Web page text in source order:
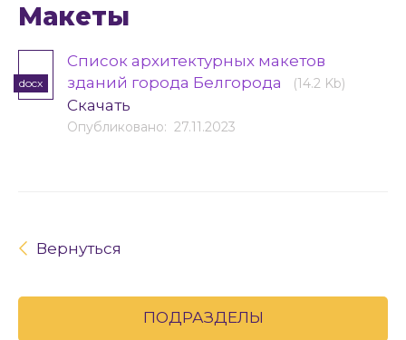
Макеты
docx
Список архитектурных макетов
зданий города Белгорода
(14.2 Kb)
Скачать
Опубликовано: 27.11.2023
Вернуться
ПОДРАЗДЕЛЫ